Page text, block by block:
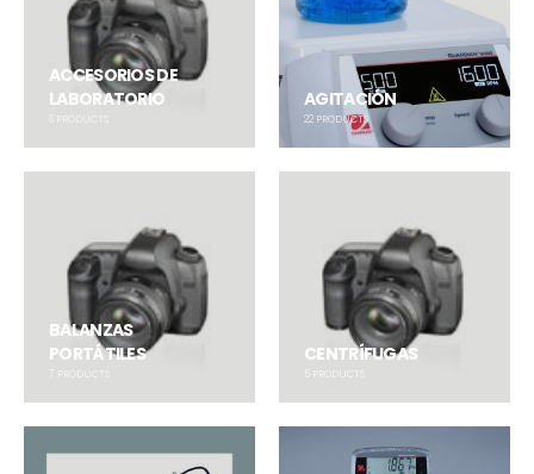
ACCESORIOS DE
LABORATORIO
AGITACIÓN
22 PRODUCTS
BALANZAS
PORTÁTILES
CENTRÍFUGAS